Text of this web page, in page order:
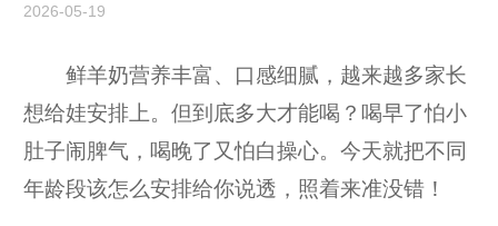
2026-05-19
鲜羊奶营养丰富、口感细腻，越来越多家长
想给娃安排上。但到底多大才能喝？喝早了怕小
肚子闹脾气，喝晚了又怕白操心。今天就把不同
年龄段该怎么安排给你说透，照着来准没错！